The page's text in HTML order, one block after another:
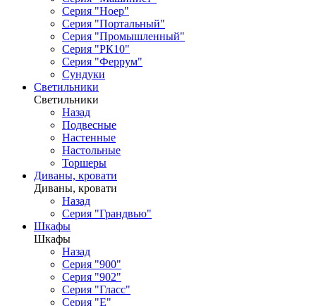
Серия "Ноер"
Серия "Портальный"
Серия "Промышленный"
Серия "РК10"
Серия "Феррум"
Сундуки
Светильники
Светильники
Назад
Подвесные
Настенные
Настольные
Торшеры
Диваны, кровати
Диваны, кровати
Назад
Серия "Грандвью"
Шкафы
Шкафы
Назад
Серия "900"
Серия "902"
Серия "Гласс"
Серия "Е"